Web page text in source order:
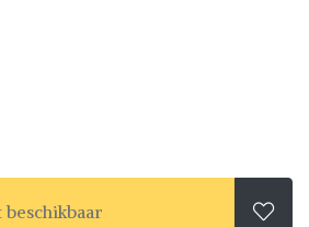
beschikbaar 